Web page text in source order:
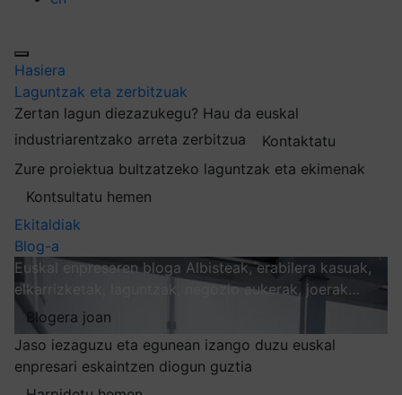
Hasiera
Laguntzak eta zerbitzuak
Zertan lagun diezazukegu? Hau da euskal
industriarentzako arreta zerbitzua
Kontaktatu
Zure proiektua bultzatzeko laguntzak eta ekimenak
Kontsultatu hemen
Ekitaldiak
Blog-a
Euskal enpresaren bloga Albisteak, erabilera kasuak,
elkarrizketak, laguntzak, negozio aukerak, joerak…
Blogera joan
Jaso iezaguzu eta egunean izango duzu euskal
enpresari eskaintzen diogun guztia